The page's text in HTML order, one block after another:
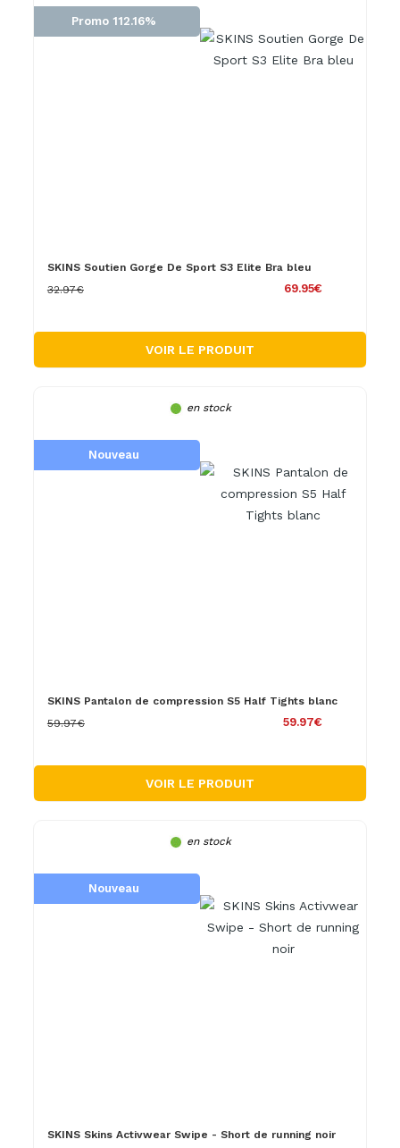
Promo 112.16%
SKINS Soutien Gorge De Sport S3 Elite Bra bleu
69.95€
32.97€
VOIR LE PRODUIT
en stock
Nouveau
SKINS Pantalon de compression S5 Half Tights blanc
59.97€
59.97€
VOIR LE PRODUIT
en stock
Nouveau
SKINS Skins Activwear Swipe - Short de running noir